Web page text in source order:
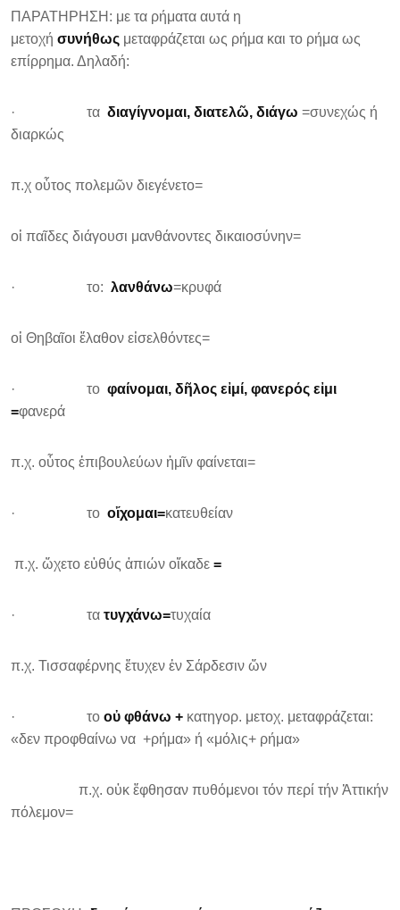
ΠΑΡΑΤΗΡΗΣΗ: με τα ρήματα αυτά η
μετοχή συνήθως μεταφράζεται ως ρήμα και το ρήμα ως
επίρρημα. Δηλαδή:
· τα διαγίγνομαι, διατελῶ, διάγω =συνεχώς ή
διαρκώς
π.χ οὗτος πολεμῶν διεγένετο=
οἱ παῖδες διάγουσι μανθάνοντες δικαιοσύνην=
· το: λανθάνω=κρυφά
οἱ Θηβαῖοι ἔλαθον εἰσελθόντες=
· το φαίνομαι, δῆλος εἰμί, φανερός εἰμι
=φανερά
π.χ. οὗτος ἐπιβουλεύων ἡμῖν φαίνεται=
· το οἴχομαι=κατευθείαν
π.χ. ὤχετο εὐθύς ἀπιών οἴκαδε =
· τα τυγχάνω=τυχαία
π.χ. Τισσαφέρνης ἔτυχεν ἐν Σάρδεσιν ὤν
· το οὐ φθάνω + κατηγορ. μετοχ. μεταφράζεται:
«δεν προφθαίνω να +ρήμα» ή «μόλις+ ρήμα»
π.χ. οὐκ ἔφθησαν πυθόμενοι τόν περί τήν Ἀττικήν
πόλεμον=